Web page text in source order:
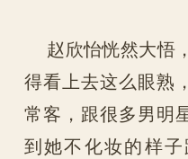
赵欣怡恍然大悟
得看上去这么眼熟
常客，跟很多男明
到她不化妆的样